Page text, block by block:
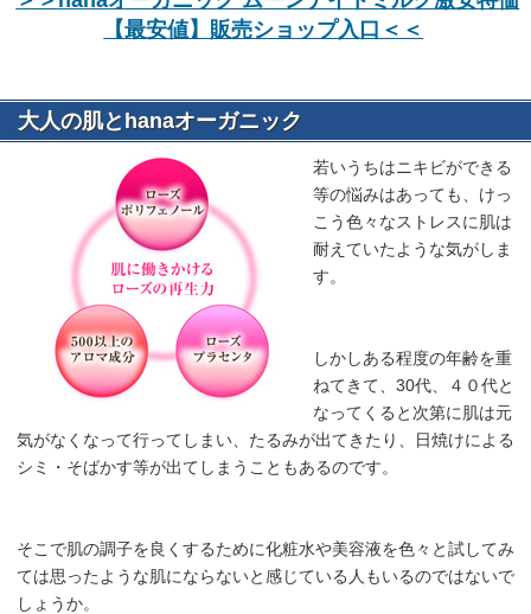
【最安値】販売ショップ入口＜＜
大人の肌とhanaオーガニック
若いうちはニキビができる
等の悩みはあっても、けっ
こう色々なストレスに肌は
耐えていたような気がしま
す。
しかしある程度の年齢を重
ねてきて、30代、４０代と
なってくると次第に肌は元
気がなくなって行ってしまい、たるみが出てきたり、日焼けによる
シミ・そばかす等が出てしまうこともあるのです。
そこで肌の調子を良くするために化粧水や美容液を色々と試してみ
ては思ったような肌にならないと感じている人もいるのではないで
しょうか。